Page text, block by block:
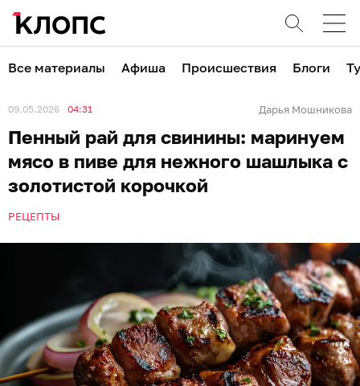
Все материалы Афиша Происшествия Блоги
09.05.2026 04:31 Дарья Мошникова
Пенный рай для свинины: маринуем
мясо в пиве для нежного шашлыка с
золотистой корочкой
РЕЦЕПТЫ